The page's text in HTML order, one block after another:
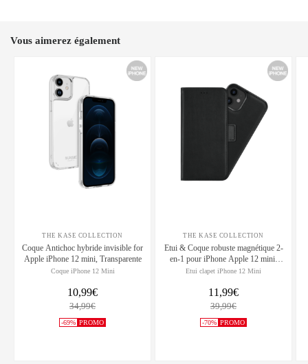
Vous aimerez également
THE KASE COLLECTION
Coque Antichoc hybride invisible for
Apple iPhone 12 mini, Transparente
Coque iPhone 12 Mini
10,99€
34,99€
-69% PROMO
THE KASE COLLECTION
Etui & Coque robuste magnétique 2-
en-1 pour iPhone Apple 12 mini,
Noir Onyx
Etui clapet iPhone 12 Mini
11,99€
39,99€
-70% PROMO